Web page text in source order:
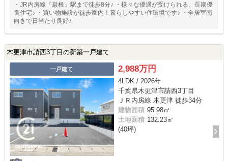
・JR内房線『巌根』駅まで徒歩8分♪ ・様々な優遇が受けられる、長期優
良住宅♪ ・買い物施設が徒歩圏内！暮らしやすい住環境です♪ ・全居室南
向きで日当たり良好♪
木更津市請西3丁目の新築一戸建て
一戸建て 2,988万円
4LDK / 2026年
千葉県木更津市請西3丁目
ＪＲ内房線 木更津 徒歩34分
建物面積 95.98㎡
土地面積 132.23㎡
(40坪)